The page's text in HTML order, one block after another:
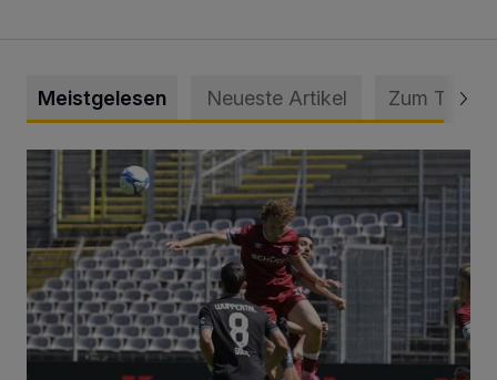
Meistgelesen Neueste Artikel Zum Thema
WSV: Übertragung im Barmer Bahnhof und klare Ansage